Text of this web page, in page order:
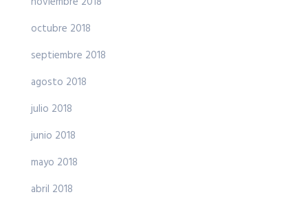
octubre 2018
septiembre 2018
agosto 2018
julio 2018
junio 2018
mayo 2018
abril 2018